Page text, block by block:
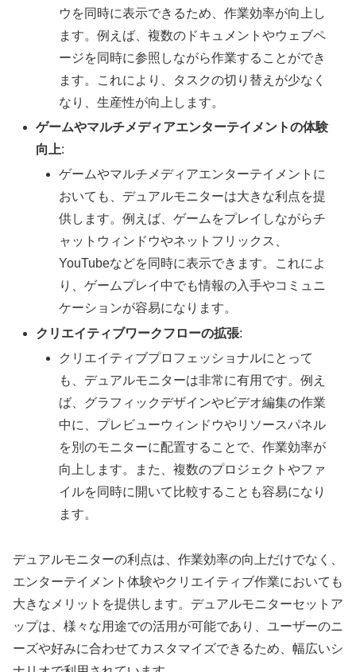
ウを同時に表示できるため、作業効率が向上し
ます。例えば、複数のドキュメントやウェブペ
ージを同時に参照しながら作業することができ
ます。これにより、タスクの切り替えが少なく
なり、生産性が向上します。
ゲームやマルチメディアエンターテイメントの体験
向上:
ゲームやマルチメディアエンターテイメントに
おいても、デュアルモニターは大きな利点を提
供します。例えば、ゲームをプレイしながらチ
ャットウィンドウやネットフリックス、
YouTubeなどを同時に表示できます。これによ
り、ゲームプレイ中でも情報の入手やコミュニ
ケーションが容易になります。
クリエイティブワークフローの拡張:
クリエイティブプロフェッショナルにとって
も、デュアルモニターは非常に有用です。例え
ば、グラフィックデザインやビデオ編集の作業
中に、プレビューウィンドウやリソースパネル
を別のモニターに配置することで、作業効率が
向上します。また、複数のプロジェクトやファ
イルを同時に開いて比較することも容易になり
ます。
デュアルモニターの利点は、作業効率の向上だけでなく、
エンターテイメント体験やクリエイティブ作業においても
大きなメリットを提供します。デュアルモニターセットア
ップは、様々な用途での活用が可能であり、ユーザーのニ
ーズや好みに合わせてカスタマイズできるため、幅広いシ